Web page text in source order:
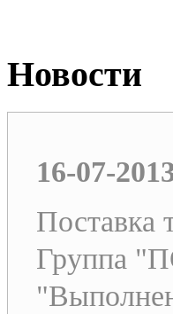
Новости
16-07-
Поставка
Группа